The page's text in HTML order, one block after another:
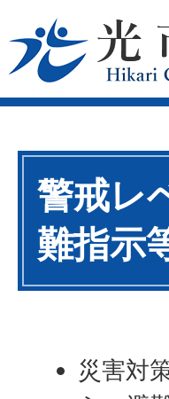
警戒レ
難指示
災害対